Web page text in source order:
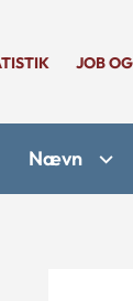
JOB
Nævn